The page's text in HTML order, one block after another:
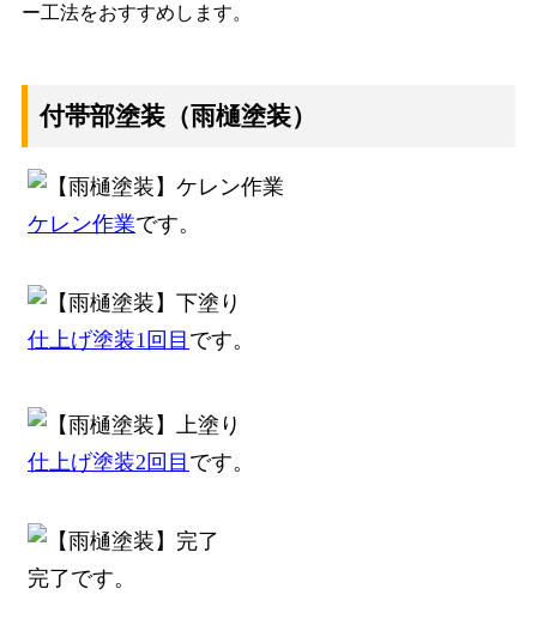
ー工法をおすすめします。
付帯部塗装（雨樋塗装）
ケレン作業です。
仕上げ塗装1回目 です。
仕上げ塗装2回目 です。
完了です。